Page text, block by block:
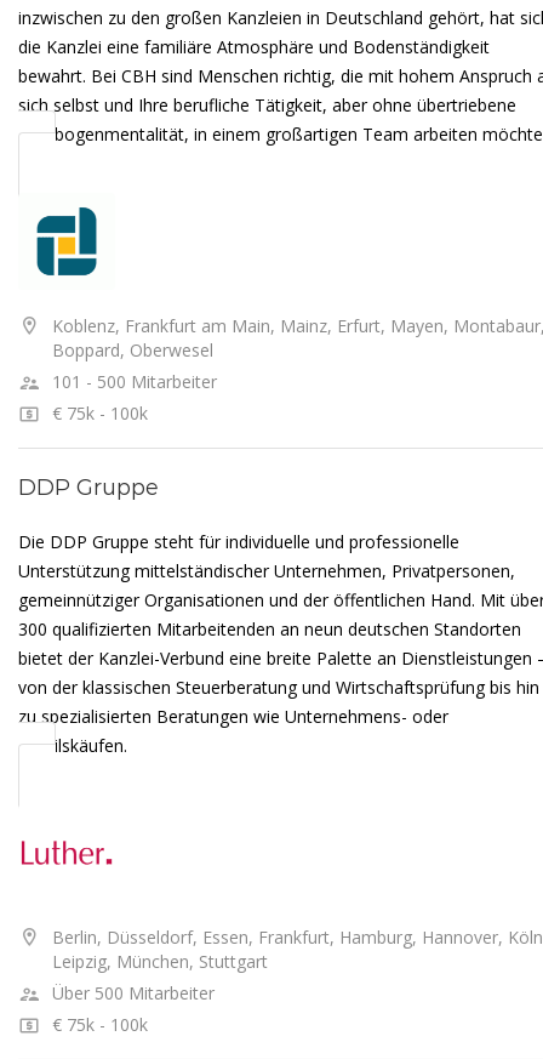
inzwischen zu den großen Kanzleien in Deutschland gehört, hat
die Kanzlei eine familiäre Atmosphäre und Bodenständigkeit
bewahrt. Bei CBH sind Menschen richtig, die mit hohem Anspruch
sich selbst und Ihre berufliche Tätigkeit, aber ohne übertriebene
Ellenbogenmentalität, in einem großartigen Team arbeiten
Koblenz, Frankfurt am Main, Mainz, Erfurt, Mayen,
Boppard, Oberwesel
101 - 500 Mitarbeiter
€ 75k - 100k
DDP Gruppe
Die DDP Gruppe steht für individuelle und professionelle
Unterstützung mittelständischer Unternehmen, Privatpersonen,
gemeinnütziger Organisationen und der öffentlichen Hand. Mit
300 qualifizierten Mitarbeitenden an neun deutschen Standorten
bietet der Kanzlei-Verbund eine breite Palette an Dienstleistungen
von der klassischen Steuerberatung und Wirtschaftsprüfung bis hin
zu spezialisierten Beratungen wie Unternehmens- oder
Anteilskäufen.
Berlin, Düsseldorf, Essen, Frankfurt, Hamburg, Hannover,
Leipzig, München, Stuttgart
Über 500 Mitarbeiter
€ 75k - 100k